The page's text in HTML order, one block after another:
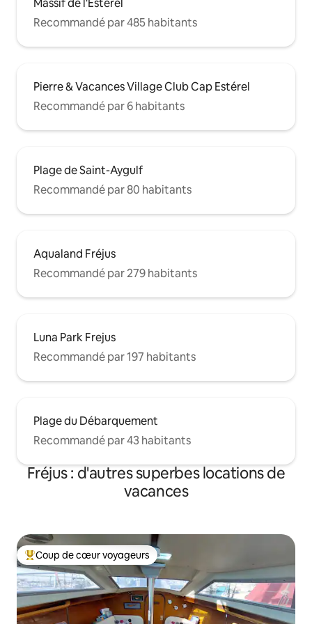
Massif de l'Esterel
Recommandé par 485 habitants
Pierre & Vacances Village Club Cap Estérel
Recommandé par 6 habitants
Plage de Saint-Aygulf
Recommandé par 80 habitants
Aqualand Fréjus
Recommandé par 279 habitants
Luna Park Frejus
Recommandé par 197 habitants
Plage du Débarquement
Recommandé par 43 habitants
Fréjus : d'autres superbes locations de
vacances
Coups de cœur voyageurs les plus appréciés
Coup de cœur voyageurs